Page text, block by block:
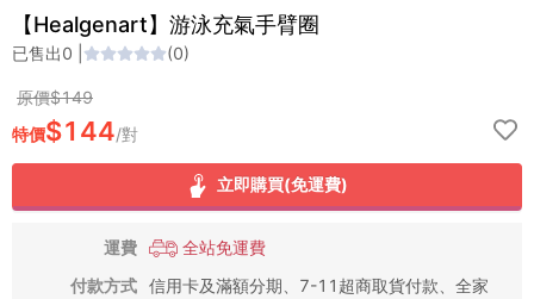
【Healgenart】游泳充氣手臂圈
已售出0 (0)
原價$149
特價$144/對
立即購買(免運費)
運費
全站免運費
付款方式 信用卡及滿額分期、7-11超商取貨付款、全家